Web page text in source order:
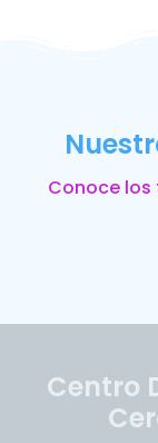
Conoce
Centro